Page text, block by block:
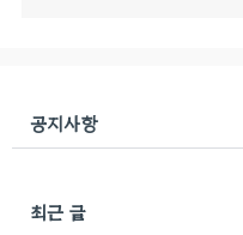
공지사항
최근 글